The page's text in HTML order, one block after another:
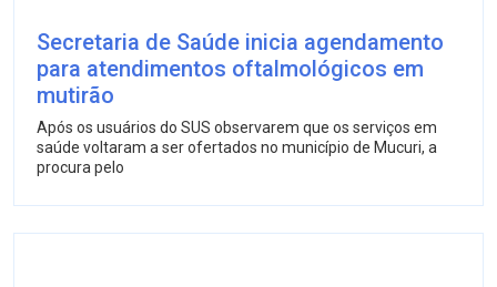
Secretaria de Saúde inicia agendamento
para atendimentos oftalmológicos em
mutirão
Após os usuários do SUS observarem que os serviços em
saúde voltaram a ser ofertados no município de Mucuri, a
procura pelo